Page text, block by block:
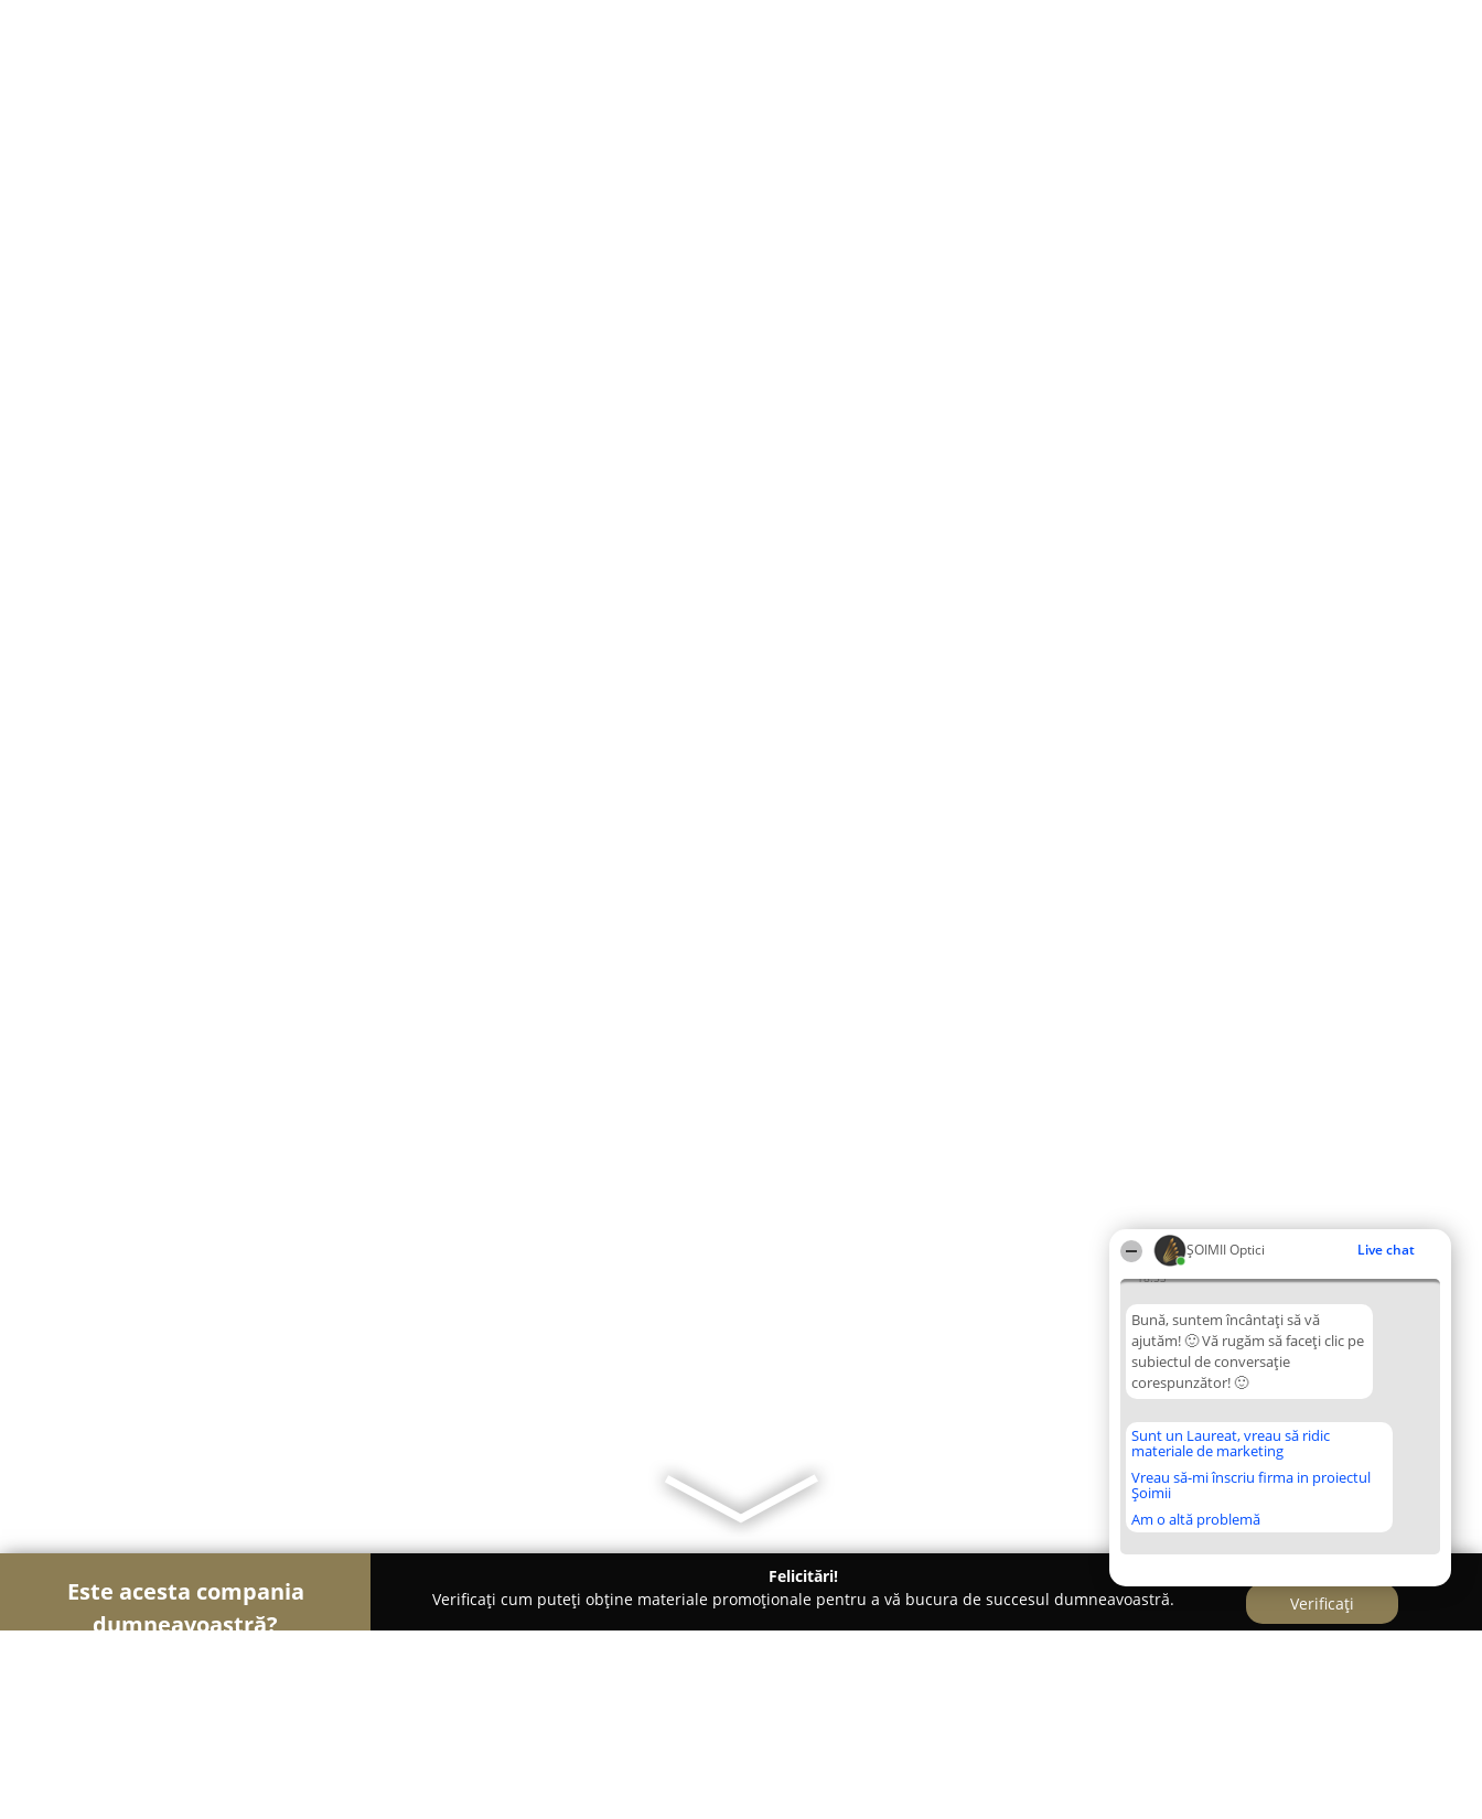
ȘOIMII Optici Live chat
18:53
Bună, suntem încântați să vă
ajutăm! 🙂 Vă rugăm să faceți clic pe
subiectul de conversație
corespunzător! 🙂
Sunt un Laureat, vreau să ridic
materiale de marketing
Vreau să-mi înscriu firma in proiectul
Șoimii
Am o altă problemă
Este acesta compania
dumneavoastră?
Felicitări!
Verificați cum puteți obține materiale promoționale pentru a vă bucura de succesul dumneavoastră.
Verificați